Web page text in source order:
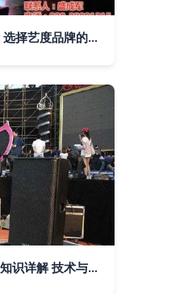
广州元旦灯光音响租赁价格解析 选择艺度品牌的性价比之道
江西正九传媒大型音响工程专业知识详解 技术与艺术的交响——灯光音响工程全解析